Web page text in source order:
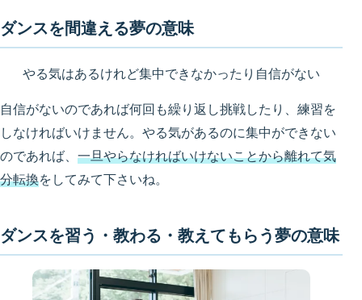
ダンスを間違える夢の意味
やる気はあるけれど集中できなかったり自信がない
自信がないのであれば何回も繰り返し挑戦したり、練習を
しなければいけません。やる気があるのに集中ができない
のであれば、 一旦やらなければいけないことから離れて気
分転換をしてみて下さいね。
ダンスを習う・教わる・教えてもらう夢の意味